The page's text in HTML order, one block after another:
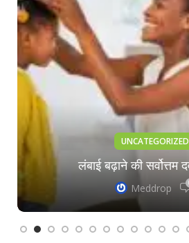
UNCATEGORIZED
लंबाई बढ़ाने की सर्वोत्तम
Meddrop